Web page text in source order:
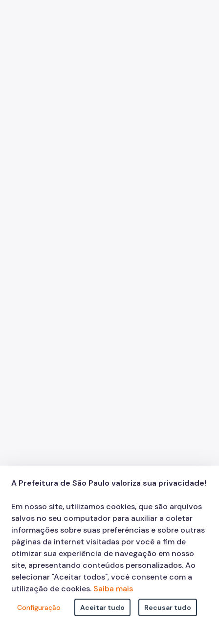
A Prefeitura de São Paulo valoriza sua privacidade!
Em nosso site, utilizamos cookies, que são arquivos
salvos no seu computador para auxiliar a coletar
informações sobre suas preferências e sobre outras
páginas da internet visitadas por você a fim de
otimizar sua experiência de navegação em nosso
site, apresentando conteúdos personalizados. Ao
selecionar "Aceitar todos", você consente com a
utilização de cookies. Saiba mais
Configuração Aceitar tudo Recusar tudo